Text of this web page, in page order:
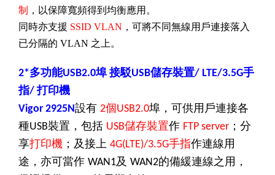
制
，以保障寬頻得到均衡應用 。
同時亦支援 SSID VLAN ，可將不同無線用戶連接落入
已分隔的 VLAN 之上。
2*多功能USB2.0埠接駁USB儲存裝置/ LTE/3.5G手
指/打印機
Vigor 2925N設有 2個USB2.0埠，可供用戶連接各
種USB裝置，包括 USB儲存裝置作 FTP server ；分
享打印機 ；及接上 4G(LTE)/3.5G手指作連線用
途，亦可當作 WAN1及 WAN2的備緩連線之用，